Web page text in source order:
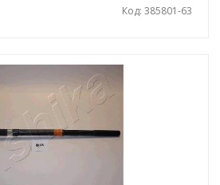
Код: 385801-63